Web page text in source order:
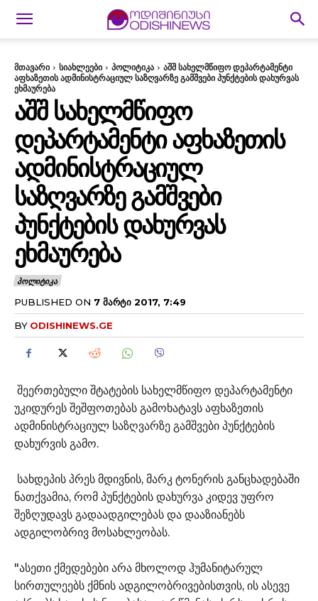
მთავარი სიახლეები პოლიტიკა
აშშ სახელმწიფო დეპარტამენტი
აფხაზეთის ადმინისტრაციულ საზღვარზე გამშვები პუნქტების დახურვას
ეხმაურება
ᲐᲨᲨ ᲡᲐᲮᲔᲚᲛᲬᲘᲤᲝ
ᲓᲔᲞᲐᲠᲢᲐᲛᲔᲜᲢᲘ ᲐᲤᲮᲐᲖᲔᲗᲘᲡ
ᲐᲓᲛᲘᲜᲘᲡᲢᲠᲐᲪᲘᲣᲚ
ᲡᲐᲖᲦᲕᲐᲠᲖᲔ ᲒᲐᲛᲨᲕᲔᲑᲘ
ᲞᲣᲜᲥᲢᲔᲑᲘᲡ ᲓᲐᲮᲣᲠᲕᲐᲡ
ᲔᲮᲛᲐᲣᲠᲔᲑᲐ
ᲞᲝᲚᲘᲢᲘᲙᲐ
PUBLISHED ON 7 ᲛᲐᲠᲢᲘ 2017, 7:49
BY ODISHINEWS.GE
შეერთებული შტატების სახელმწიფო დეპარტამენტი
უკიდურეს შეშფოთებას გამოხატავს აფხაზეთის
ადმინისტრაციულ საზღვარზე გამშვები პუნქტების
დახურვის გამო.
სახდეპის პრეს მდივნის, მარკ ტონერის განცხადებაში
ნათქვამია, რომ პუნქტების დახურვა კიდევ უფრო
შეზღუდავს გადაადგილებას და დააზიანებს
ადგილობრივ მოსახლეობას.
"ასეთი ქმედებები არა მხოლოდ ჰუმანიტარულ
სირთულეებს ქმნის ადგილობრივებისთვის, ის ასევე